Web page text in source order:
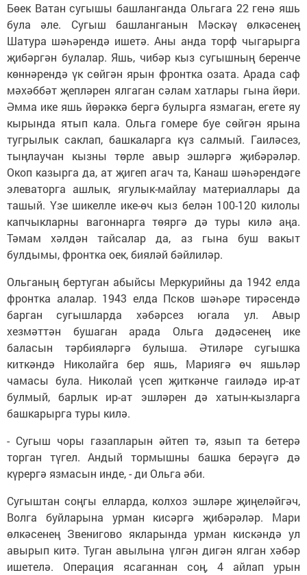
Бөек Ватан сугышы башланганда Ольгага 22 генә яшь
була әле. Сугыш башланганын Мәскәү өлкәсенең
Шатура шәһәрендә ишетә. Аны анда торф чыгарырга
җибәргән булалар. Яшь, чибәр кыз сугышның беренче
көннәрендә үк сөйгән ярын фронтка озата. Арада саф
мәхәббәт җепләрен ялгаган сәлам хатлары гына йөри.
Әмма ике яшь йөрәккә бергә булырга язмаган, егете яу
кырында ятып кала. Ольга гомере буе сөйгән ярына
тугрылык саклап, башкаларга күз салмый. Гаиләсез,
тыңлаучан кызны төрле авыр эшләргә җибәрәләр.
Окоп казырга да, ат җигеп агач та, Канаш шәһәрендәге
элеваторга ашлык, ягулык-майлау материаллары да
ташый. Үзе шикелле ике-өч кыз белән 100-120 килолы
капчыкларны вагоннарга төяргә дә туры килә аңа.
Тәмам хәлдән тайсалар да, аз гына буш вакыт
булдымы, фронтка оек, бияләй бәйлиләр.
Ольганың бертуган абыйсы Меркурийны да 1942 елда
фронтка алалар. 1943 елда Псков шәһәре тирәсендә
барган сугышларда хәбәрсез югала ул. Авыр
хезмәттән бушаган арада Ольга дәдәсенең ике
баласын тәрбияләргә булыша. Әтиләре сугышка
киткәндә Николайга бер яшь, Мариягә өч яшьләр
чамасы була. Николай үсеп җиткәнче гаиләдә ир-ат
булмый, барлык ир-ат эшләрен дә хатын-кызларга
башкарырга туры килә.
- Сугыш чоры газапларын әйтеп тә, язып та бетерә
торган түгел. Андый тормышны башка берәүгә дә
күрергә язмасын инде, - ди Ольга әби.
Сугыштан соңгы елларда, колхоз эшләре җиңеләйгәч,
Волга буйларына урман кисәргә җибәрәләр. Мари
өлкәсенең Звенигово якларында урман кискәндә ул
авырып китә. Туган авылына үлгән дигән ялган хәбәр
ишетелә. Операция ясаганнан соң, 4 айлап урын